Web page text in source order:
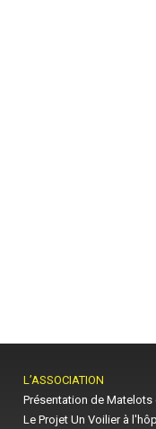
L’ASSOCIATION
Présentation de Matelots
Le Projet Un Voilier à